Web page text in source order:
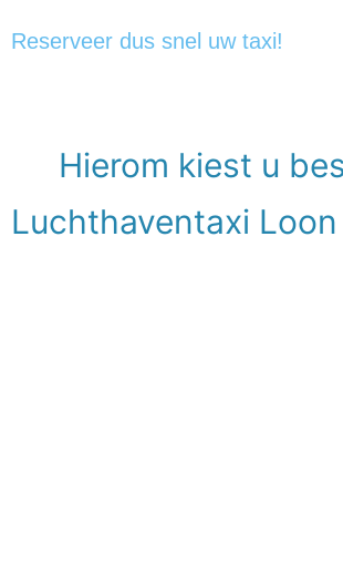
Reserveer dus snel uw taxi!
Hierom kiest u
Luchthaventaxi